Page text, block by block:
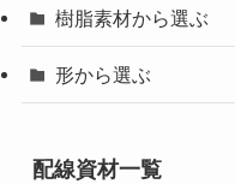
樹脂素材から選ぶ
形から選ぶ
配線資材一覧